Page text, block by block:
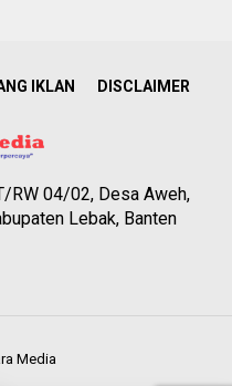
IKLAN DISCLAIMER
RW 04/02, Desa Aweh,
Lebak, Banten
Media